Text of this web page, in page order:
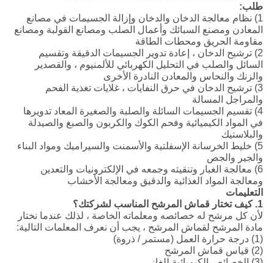
طلب:
1) نظام معالجة الدخان والدخان وإزالة الجسيمات في مصانع
المعادن ومصنع السبائك وأعمال الصلب ومصانع القولبة ومصانع
مقاومة الحريق ومحطات الطاقة
2) ترشيح الدخان ، إعادة تدوير الجسيمات الدقيقة وتقسيم
السائل والصلب في التحليل الكهربائي للألمنيوم ، والقصدير
والزنك والنحاس والمعادن النادرة الأخرى
3) ترشيح الدخان في حرق النفايات ، غلايات تغذية الفحم
والمراجل المسالة
4) تقسيم الجسيمات السائلة والصلبة والصغيرة المعاد تدويرها
في المواد الكيميائية وفحم الكوك والكربون والصبغ والصيدلة
والبلاستيك
5) خليط الخرسانة الإسفلتية والأسمنت والسيراميك ومواد البناء
والجير والجص
6) معالجة الغبار وتنقيته وجمعه في الإلكترونيات والتعدين
ومعالجة المواد الغذائية والدقيق ومعالجة الأخشاب
التعليمات
1. كيف تختار قماش المرشح المناسب لشركتك؟
لأن كل مرشح له خصائصه ومعلماته الخاصة ، لذلك عندما نختار
مادة المرشح لقماش المرشح ، يجب أن نعرف المعلمات التالية:
(1) درجة حرارة العمل (مستمر / ذروة)
(2) قياس قماش المرشح